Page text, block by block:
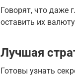
Говорят, что даже
оставить их
Лучшая
Готовы узнать